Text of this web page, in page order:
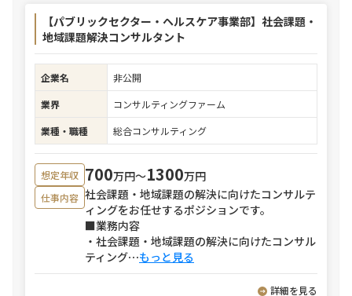
【パブリックセクター・ヘルスケア事業部】社会課題・
地域課題解決コンサルタント
企業名
非公開
業界
コンサルティングファーム
業種・職種
総合コンサルティング
想定年収 700万円〜1300万円
仕事内容 社会課題・地域課題の解決に向けたコンサルテ
ィングをお任せするポジションです。
■業務内容
・社会課題・地域課題の解決に向けたコンサル
ティング⋯もっと見る
詳細を見る